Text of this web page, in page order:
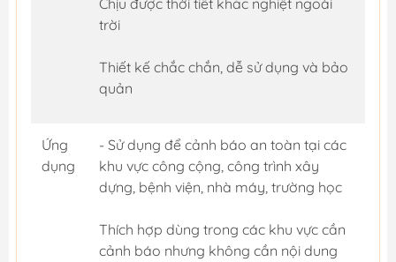
Chịu được thời tiết khắc nghiệt ngoài
trời
Thiết kế chắc chắn, dễ sử dụng và bảo
quản
Ứng
dụng
- Sử dụng để cảnh báo an toàn tại các
khu vực công cộng, công trình xây
dựng, bệnh viện, nhà máy, trường học
Thích hợp dùng trong các khu vực cần
cảnh báo nhưng không cần nội dung